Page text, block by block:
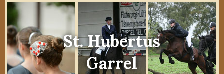
St. Hubertus
Garrel